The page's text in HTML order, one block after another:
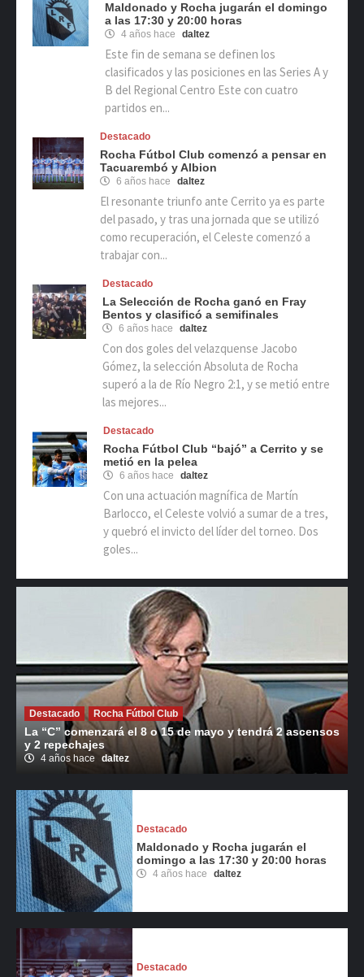
Maldonado y Rocha jugarán el domingo
a las 17:30 y 20:00 horas
4 años hace daltez
Este fin de semana se definen los
clasificados y las posiciones en las Series A y
B del Regional Centro Este con cuatro
partidos en...
Destacado
Rocha Fútbol Club comenzó a pensar en
Tacuarembó y Albion
6 años hace daltez
El resonante triunfo ante Cerrito ya es parte
del pasado, y tras una jornada que se utilizó
como recuperación, el Celeste comenzó a
trabajar con...
Destacado
La Selección de Rocha ganó en Fray
Bentos y clasificó a semifinales
6 años hace daltez
Con dos goles del velazquense Jacobo
Gómez, la selección Absoluta de Rocha
superó a la de Río Negro 2:1, y se metió entre
las mejores...
Destacado
Rocha Fútbol Club “bajó” a Cerrito y se
metió en la pelea
6 años hace daltez
Con una actuación magnífica de Martín
Barlocco, el Celeste volvió a sumar de a tres,
y quebró el invicto del líder del torneo. Dos
goles...
Destacado Rocha Fútbol Club
La “C” comenzará el 8 o 15 de mayo y tendrá 2 ascensos
y 2 repechajes
4 años hace daltez
Destacado
Maldonado y Rocha jugarán el
domingo a las 17:30 y 20:00 horas
4 años hace daltez
Destacado